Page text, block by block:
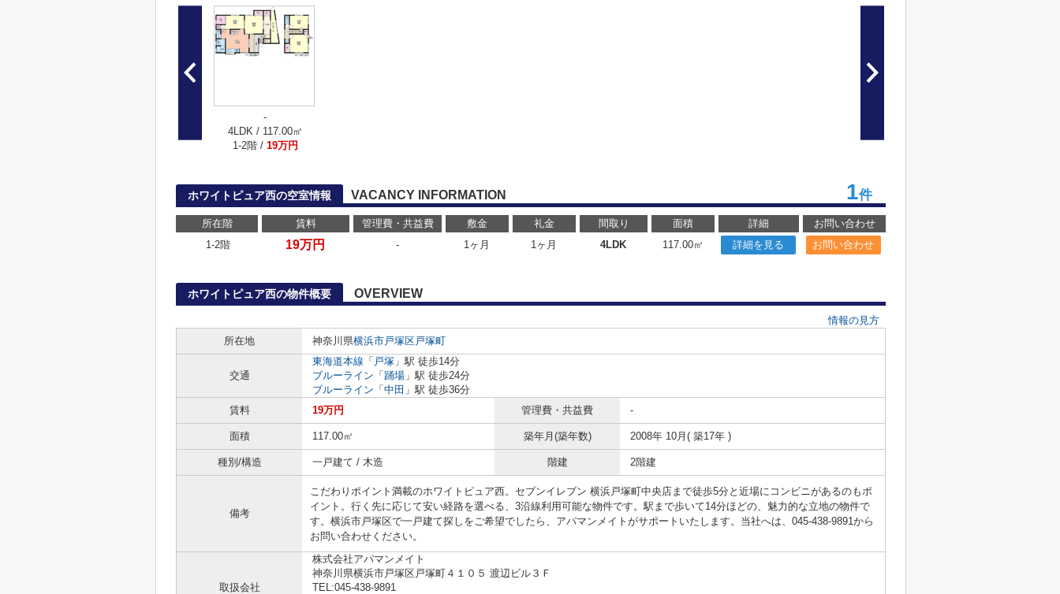
-
4LDK / 117.00㎡
1-2階 / 19万円
ホワイトピュア西の空室情報 VACANCY INFORMATION 1件
所在階 賃料 管理費・共益費 敷金 礼金 間取り 面積 詳細
お問い合わせ
1-2階
19万円 - 1ヶ月 1ヶ月 4LDK 117.00㎡ 詳細を見る お問い合わせ
ホワイトピュア西の物件概要 OVERVIEW
情報の見方
所在地
神奈川県横浜市戸塚区戸塚町
交通
東海道本線 「 戸塚 」駅 徒歩14分
ブルーライン 「 踊場 」駅 徒歩24分
ブルーライン 「 中田 」駅 徒歩36分
賃料
19万円 管理費・共益費 -
面積 117.00㎡ 築年月(築年数) 2008年 10月( 築17年 )
種別/構造 一戸建て / 木造 階建 2階建
備考
こだわりポイント満載のホワイトピュア西。セブンイレブン 横浜戸塚町中央店まで徒歩5分と近場にコンビニがあるのもポ
イント。行く先に応じて安い経路を選べる、3沿線利用可能な物件です。駅まで歩いて14分ほどの、魅力的な立地の物件で
す。横浜市戸塚区で一戸建て探しをご希望でしたら、アパマンメイトがサポートいたします。当社へは、045-438-9891から
お問い合わせください。
取扱会社
株式会社アパマンメイト
神奈川県横浜市戸塚区戸塚町４１０５ 渡辺ビル３Ｆ
TEL:045-438-9891